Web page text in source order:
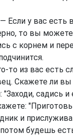
Если у вас есть
то вы
с корнем и
то из вас есть
Скажете ли вы
"Заходи, садись и
и
будешь